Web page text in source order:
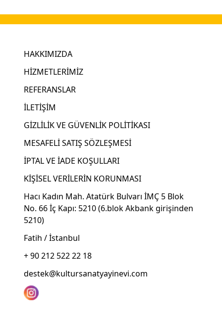
HAKKIMIZDA
HİZMETLERİMİZ
REFERANSLAR
İLETİŞİM
GİZLİLİK VE GÜVENLİK POLİTİKASI
MESAFELİ SATIŞ SÖZLEŞMESİ
İPTAL VE İADE KOŞULLARI
KİŞİSEL VERİLERİN KORUNMASI
Hacı Kadın Mah. Atatürk Bulvarı İMÇ 5 Blok
No. 66 İç Kapı: 5210 (6.blok Akbank girişinden
5210)
Fatih / İstanbul
+ 90 212 522 22 18
destek@kultursanatyayinevi.com